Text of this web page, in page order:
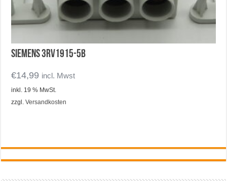
SIEMENS 3RV1915-5B
€14,99 incl. Mwst
inkl. 19 % MwSt.
zzgl.Versandkosten